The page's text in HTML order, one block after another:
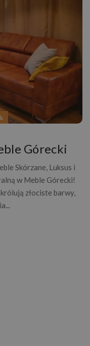
Górecki
Skórzane, Luksus i
w Meble Górecki!
złociste barwy,